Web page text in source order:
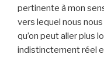
pertinente à mon
vers lequel nous
qu’on peut aller plus
indistinctement réel